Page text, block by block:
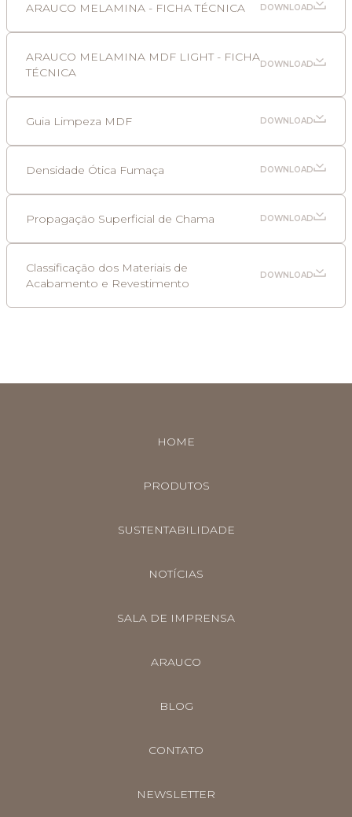
ARAUCO MELAMINA - FICHA TÉCNICA DOWNLOAD
ARAUCO MELAMINA MDF LIGHT - FICHA
TÉCNICA
DOWNLOAD
Guia Limpeza MDF DOWNLOAD
Densidade Ótica Fumaça DOWNLOAD
Propagação Superficial de Chama DOWNLOAD
Classificação dos Materiais de
Acabamento e Revestimento
DOWNLOAD
HOME
PRODUTOS
SUSTENTABILIDADE
NOTÍCIAS
SALA DE IMPRENSA
ARAUCO
BLOG
CONTATO
NEWSLETTER